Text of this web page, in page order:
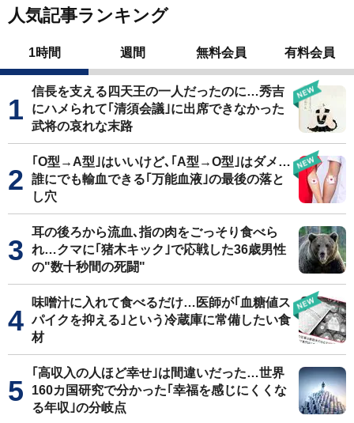
人気記事ランキング
1時間 週間 無料会員 有料会員
信長を支える四天王の一人だったのに…秀吉
にハメられて｢清須会議｣に出席できなかった
武将の哀れな末路
｢O型→A型｣はいいけど､｢A型→O型｣はダメ…
誰にでも輸血できる｢万能血液｣の最後の落と
し穴
耳の後ろから流血､指の肉をごっそり食べら
れ…クマに｢猪木キック｣で応戦した36歳男性
の"数十秒間の死闘"
味噌汁に入れて食べるだけ…医師が｢血糖値ス
パイクを抑える｣という冷蔵庫に常備したい食
材
｢高収入の人ほど幸せ｣は間違いだった…世界
160カ国研究で分かった｢幸福を感じにくくな
る年収｣の分岐点